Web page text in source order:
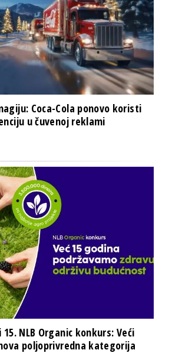
Coca-Cola ponovo koristi
u čuvenoj reklami
NLB Organic konkurs: Veći
poljoprivredna kategorija